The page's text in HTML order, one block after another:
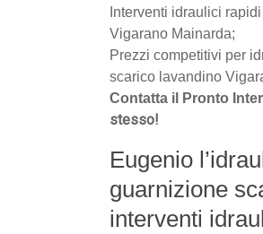
Interventi idraulici
Vigarano Mainarda;
Prezzi competitivi per
scarico lavandino
Contatta il Pronto
stesso!
Eugenio
guarnizione
interventi